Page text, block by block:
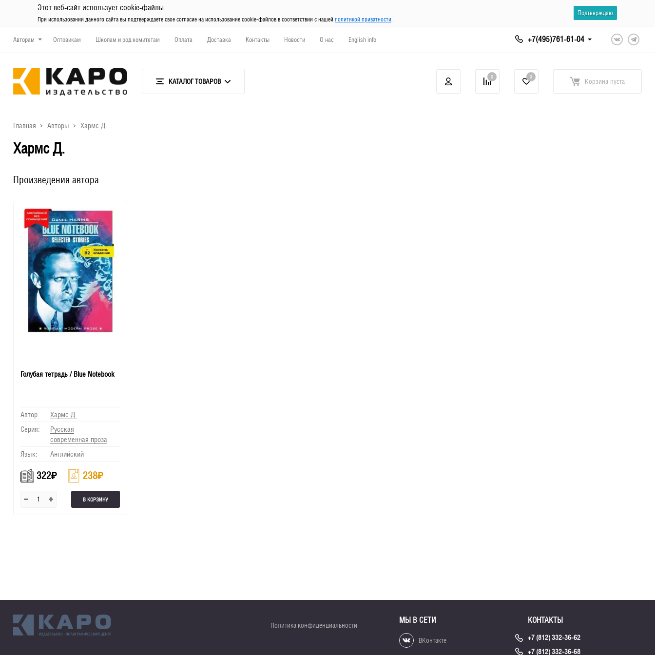
Этот веб-сайт использует cookie-файлы.
При использовании данного сайта вы подтверждаете свое согласие на использование cookie-файлов в соответствии с нашей политикой приватности.
Подтверждаю
Авторам Оптовикам Школам и род.комитетам Оплата Доставка Контакты Новости О нас English info +7(495)761-61-04
КАТАЛОГ ТОВАРОВ
0 0
Корзина пуста
Главная Авторы Хармс Д.
Хармс Д.
Произведения автора
Голубая тетрадь / Blue Notebook
Автор:
Хармс Д.
Серия:
Русская
современная проза
Язык:
Английский
322₽ 238₽
В КОРЗИНУ
Политика конфиденциальности
МЫ В СЕТИ
ВКонтакте
КОНТАКТЫ
+7 (812) 332-36-62
+7 (812) 332-36-68